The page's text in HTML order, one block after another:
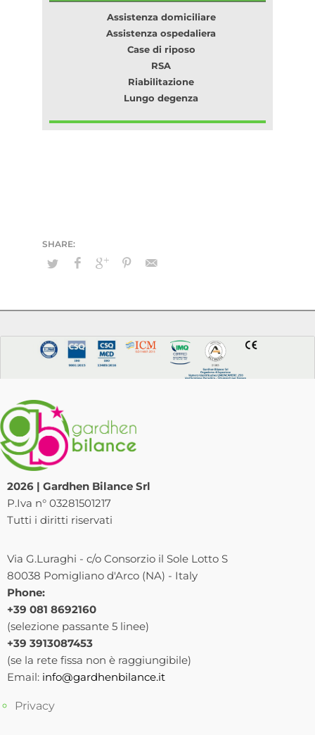
Assistenza domiciliare
Assistenza ospedaliera
Case di riposo
RSA
Riabilitazione
Lungo degenza
2026 | Gardhen Bilance Srl
P.Iva n° 03281501217
Tutti i diritti riservati
Via G.Luraghi - c/o Consorzio il Sole Lotto S
80038 Pomigliano d'Arco (NA) - Italy
Phone:
+39 081 8692160
(selezione passante 5 linee)
+39 3913087453
(se la rete fissa non è raggiungibile)
Email: info@gardhenbilance.it
Privacy